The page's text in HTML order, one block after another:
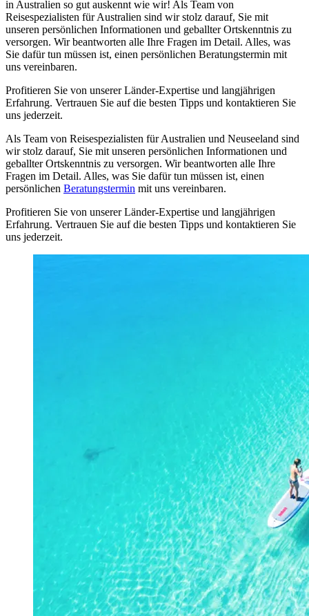
in Australien so gut auskennt wie wir! Als Team von
Reisespezialisten für Australien sind wir stolz darauf, Sie mit
unseren persönlichen Informationen und geballter Ortskenntnis zu
versorgen. Wir beantworten alle Ihre Fragen im Detail. Alles, was
Sie dafür tun müssen ist, einen persönlichen Beratungstermin mit
uns vereinbaren.
Profitieren Sie von unserer Länder-Expertise und langjährigen
Erfahrung. Vertrauen Sie auf die besten Tipps und kontaktieren Sie
uns jederzeit.
Als Team von Reisespezialisten für Australien und Neuseeland sind
wir stolz darauf, Sie mit unseren persönlichen Informationen und
geballter Ortskenntnis zu versorgen. Wir beantworten alle Ihre
Fragen im Detail. Alles, was Sie dafür tun müssen ist, einen
persönlichen Beratungstermin mit uns vereinbaren.
Profitieren Sie von unserer Länder-Expertise und langjährigen
Erfahrung. Vertrauen Sie auf die besten Tipps und kontaktieren Sie
uns jederzeit.